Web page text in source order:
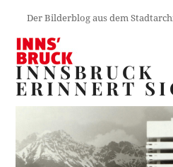
Der Bilderblog aus dem
INNSBRUCK
ERINNERT